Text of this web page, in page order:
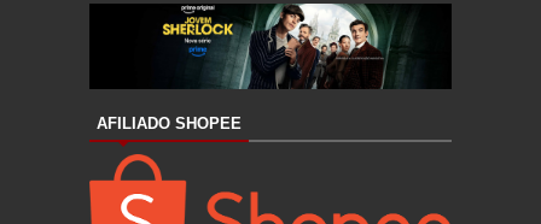
AFILIADO SHOPEE